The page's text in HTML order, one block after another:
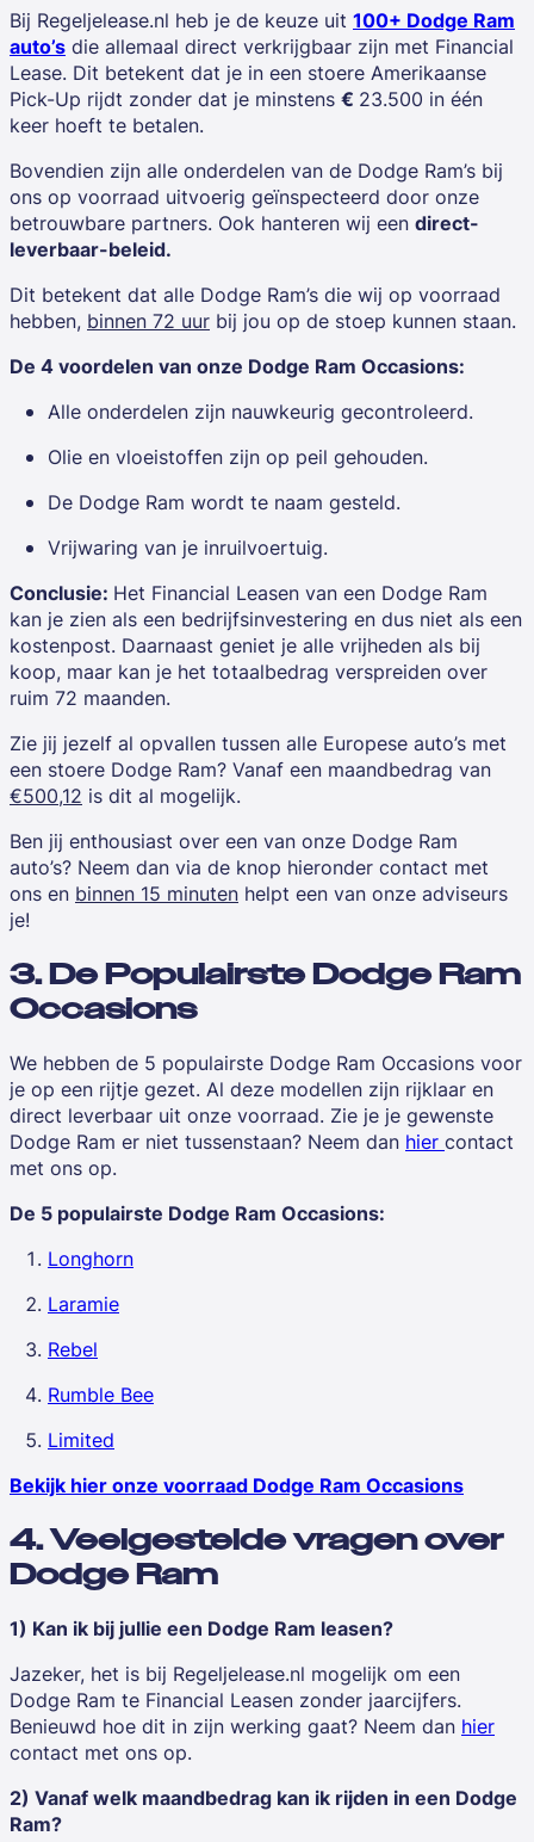
Bij Regeljelease.nl heb je de keuze uit 100+ Dodge Ram
auto’s die allemaal direct verkrijgbaar zijn met Financial
Lease. Dit betekent dat je in een stoere Amerikaanse
Pick-Up rijdt zonder dat je minstens € 23.500 in één
keer hoeft te betalen.
Bovendien zijn alle onderdelen van de Dodge Ram’s bij
ons op voorraad uitvoerig geïnspecteerd door onze
betrouwbare partners. Ook hanteren wij een direct-
leverbaar-beleid.
Dit betekent dat alle Dodge Ram’s die wij op voorraad
hebben, binnen 72 uur bij jou op de stoep kunnen staan.
De 4 voordelen van onze Dodge Ram Occasions:
Alle onderdelen zijn nauwkeurig gecontroleerd.
Olie en vloeistoffen zijn op peil gehouden.
De Dodge Ram wordt te naam gesteld.
Vrijwaring van je inruilvoertuig.
Conclusie: Het Financial Leasen van een Dodge Ram
kan je zien als een bedrijfsinvestering en dus niet als een
kostenpost. Daarnaast geniet je alle vrijheden als bij
koop, maar kan je het totaalbedrag verspreiden over
ruim 72 maanden.
Zie jij jezelf al opvallen tussen alle Europese auto’s met
een stoere Dodge Ram? Vanaf een maandbedrag van
€500,12 is dit al mogelijk.
Ben jij enthousiast over een van onze Dodge Ram
auto’s? Neem dan via de knop hieronder contact met
ons en binnen 15 minuten helpt een van onze adviseurs
je!
3. De Populairste Dodge Ram
Occasions
We hebben de 5 populairste Dodge Ram Occasions voor
je op een rijtje gezet. Al deze modellen zijn rijklaar en
direct leverbaar uit onze voorraad. Zie je je gewenste
Dodge Ram er niet tussenstaan? Neem dan hier contact
met ons op.
De 5 populairste Dodge Ram Occasions:
Longhorn
Laramie
Rebel
Rumble Bee
Limited
Bekijk hier onze voorraad Dodge Ram Occasions
4. Veelgestelde vragen over
Dodge Ram
1) Kan ik bij jullie een Dodge Ram leasen?
Jazeker, het is bij Regeljelease.nl mogelijk om een
Dodge Ram te Financial Leasen zonder jaarcijfers.
Benieuwd hoe dit in zijn werking gaat? Neem dan hier
contact met ons op.
2) Vanaf welk maandbedrag kan ik rijden in een Dodge
Ram?